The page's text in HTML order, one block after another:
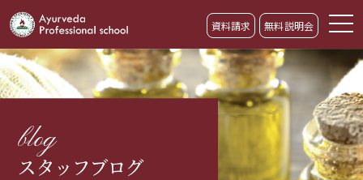
資料請求 無料説明会
blog
スタッフブログ